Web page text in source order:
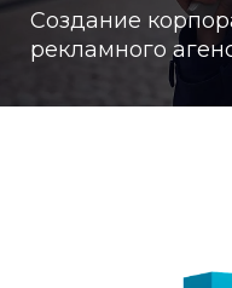
Создание
рекламного